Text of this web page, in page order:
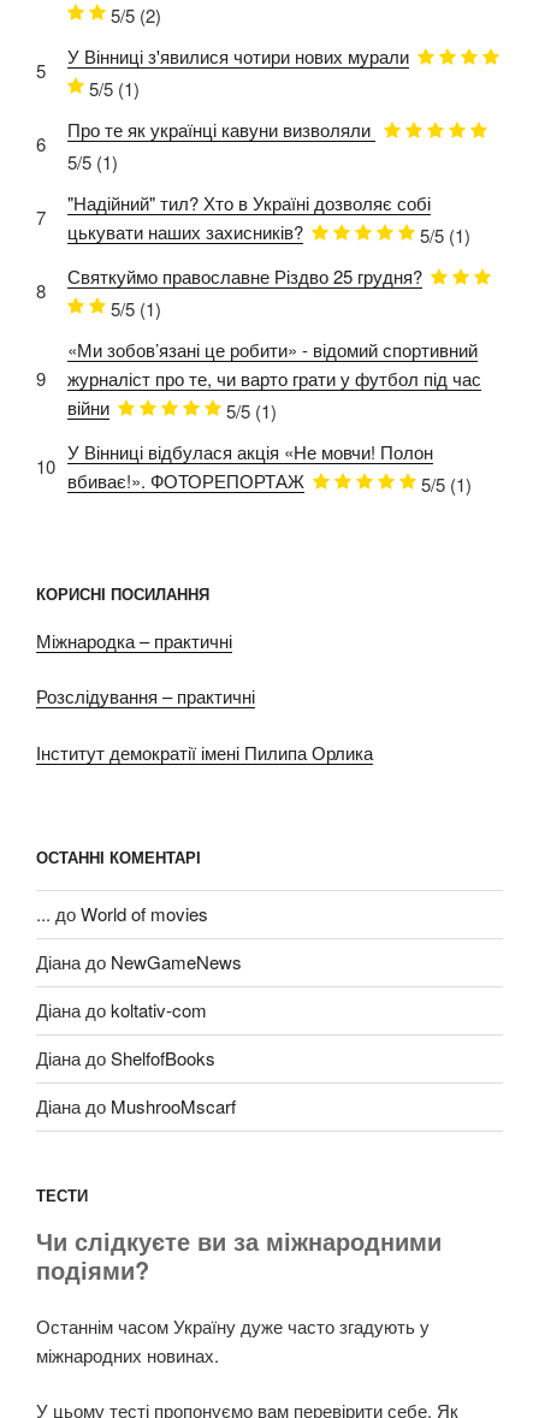
5/5 (2)
5
У Вінниці з'явилися чотири нових мурали
5/5 (1)
6
Про те як українці кавуни визволяли
5/5 (1)
7
"Надійний" тил? Хто в Україні дозволяє собі
цькувати наших захисників?
5/5 (1)
8
Святкуймо православне Різдво 25 грудня?
5/5 (1)
9
«Ми зобов’язані це робити» - відомий спортивний
журналіст про те, чи варто грати у футбол під час
війни
5/5 (1)
10
У Вінниці відбулася акція «Не мовчи! Полон
вбиває!». ФОТОРЕПОРТАЖ
5/5 (1)
КОРИСНІ ПОСИЛАННЯ
Міжнародка – практичні
Розслідування – практичні
Інститут демократії імені Пилипа Орлика
ОСТАННІ КОМЕНТАРІ
... доWorld of movies
Діанадо NewGameNews
Діанадоkoltativ-com
ДіанадоShelfofBooks
Діанадо MushrooMscarf
ТЕСТИ
Чи слідкуєте ви за міжнародними
подіями?
Останнім часом Україну дуже часто згадують у
міжнародних новинах.
У цьому тесті пропонуємо вам перевірити себе. Як